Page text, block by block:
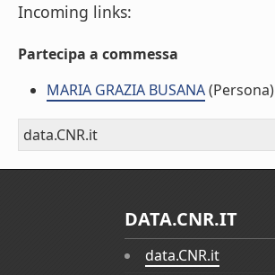
Incoming links:
Partecipa a commessa
MARIA GRAZIA BUSANA(Persona)
data.CNR.it
DATA.CNR.IT
data.CNR.it